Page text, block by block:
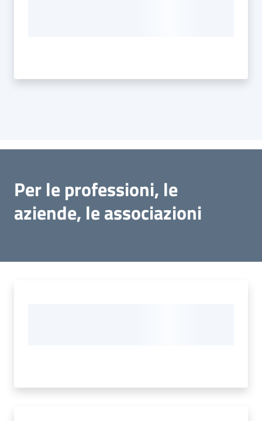
Per le professioni, le
aziende, le associazioni